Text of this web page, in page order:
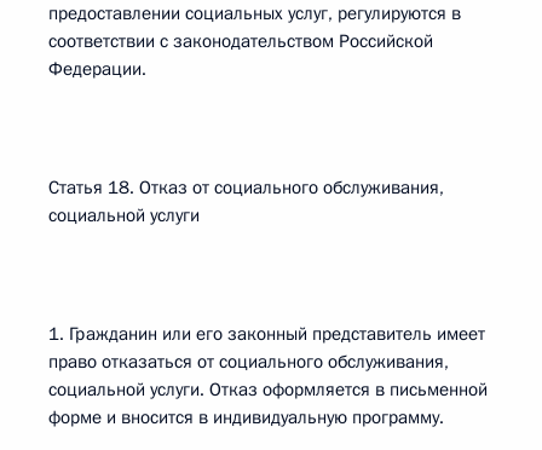
предоставлении социальных услуг, регулируются в
соответствии с законодательством Российской
Федерации.
Статья 18. Отказ от социального обслуживания,
социальной услуги
1. Гражданин или его законный представитель имеет
право отказаться от социального обслуживания,
социальной услуги. Отказ оформляется в письменной
форме и вносится в индивидуальную программу.